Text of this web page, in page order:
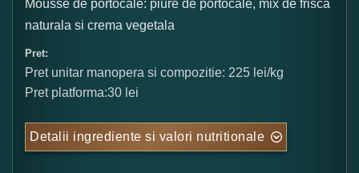
Mousse de portocale: piure de portocale, mix de frisca
naturala si crema vegetala
Pret:
Pret unitar manopera si compozitie: 225 lei/kg
Pret platforma:30 lei
Detalii ingrediente si valori nutritionale